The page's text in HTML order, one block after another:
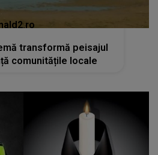
transformă peisajul
comunitățile locale